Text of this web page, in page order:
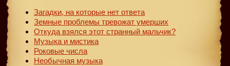
Загадки, на которые нет ответа
Земные проблемы тревожат умерших
Откуда взялся этот странный мальчик?
Музыка и мистика
Роковые числа
Необычная музыка